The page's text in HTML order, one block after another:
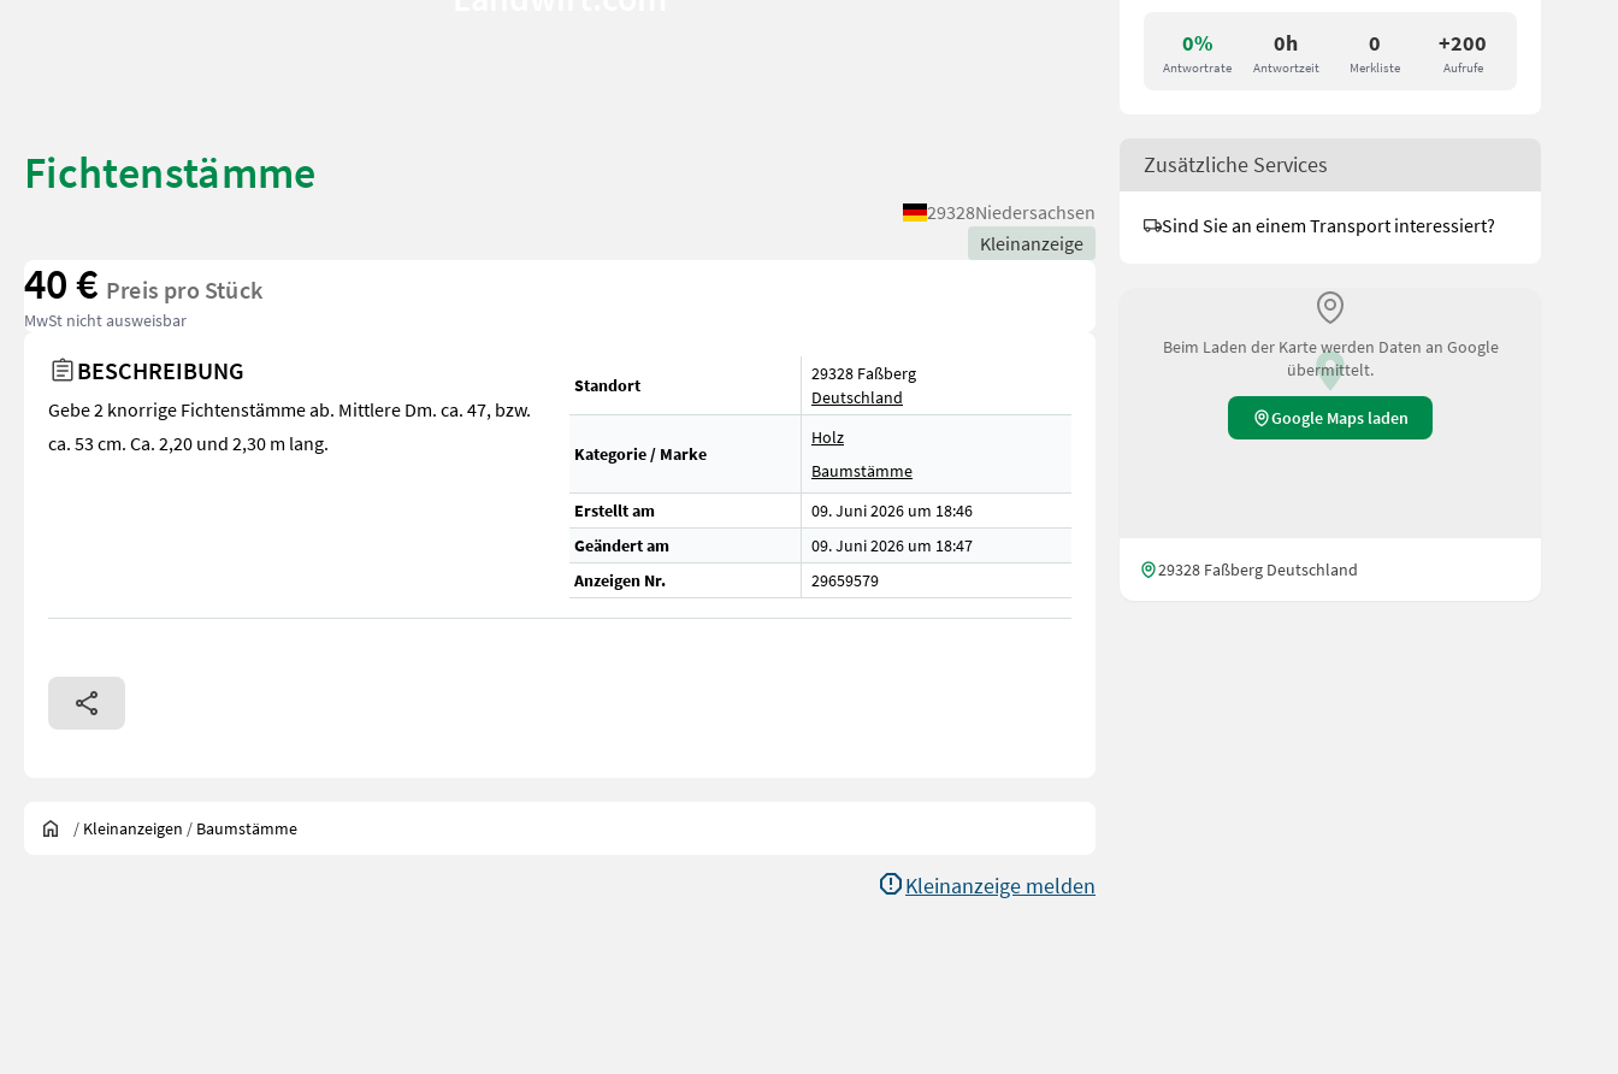
Fichtenstämme
Kleinanzeige
29328Niedersachsen
40 € Preis pro Stück
MwSt nicht ausweisbar
BESCHREIBUNG
Gebe 2 knorrige Fichtenstämme ab. Mittlere Dm. ca. 47, bzw.
ca. 53 cm. Ca. 2,20 und 2,30 m lang.
Standort
29328 Faßberg
Deutschland
Kategorie / Marke
Holz
Baumstämme
Erstellt am
09. Juni 2026 um 18:46
Geändert am
09. Juni 2026 um 18:47
Anzeigen Nr.
29659579
/ Kleinanzeigen / Baumstämme
Kleinanzeige melden
0%
Antwortrate
0h
Antwortzeit
0
Merkliste
+200
Aufrufe
Zusätzliche Services
Sind Sie an einem Transport interessiert?
Beim Laden der Karte werden Daten an Google
übermittelt.
Google Maps laden
29328 Faßberg Deutschland